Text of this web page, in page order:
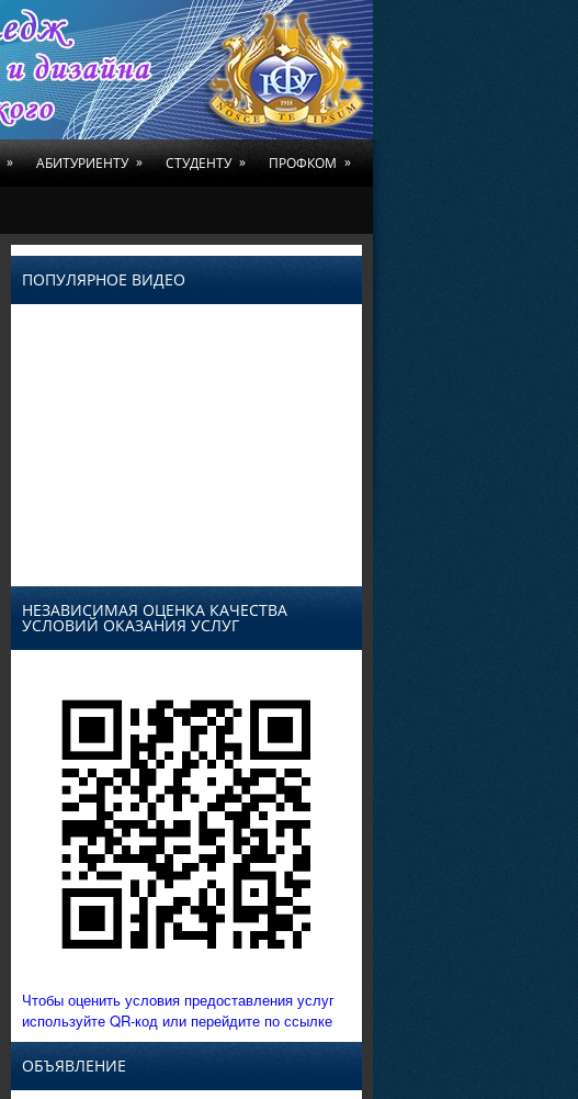
» АБИТУРИЕНТУ » СТУДЕНТУ » ПРОФКОМ »
ПОПУЛЯРНОЕ ВИДЕО
НЕЗАВИСИМАЯ ОЦЕНКА КАЧЕСТВА
УСЛОВИЙ ОКАЗАНИЯ УСЛУГ
Чтобы оценить условия предоставления услуг
используйте QR-код или перейдите по ссылке
ОБЪЯВЛЕНИЕ